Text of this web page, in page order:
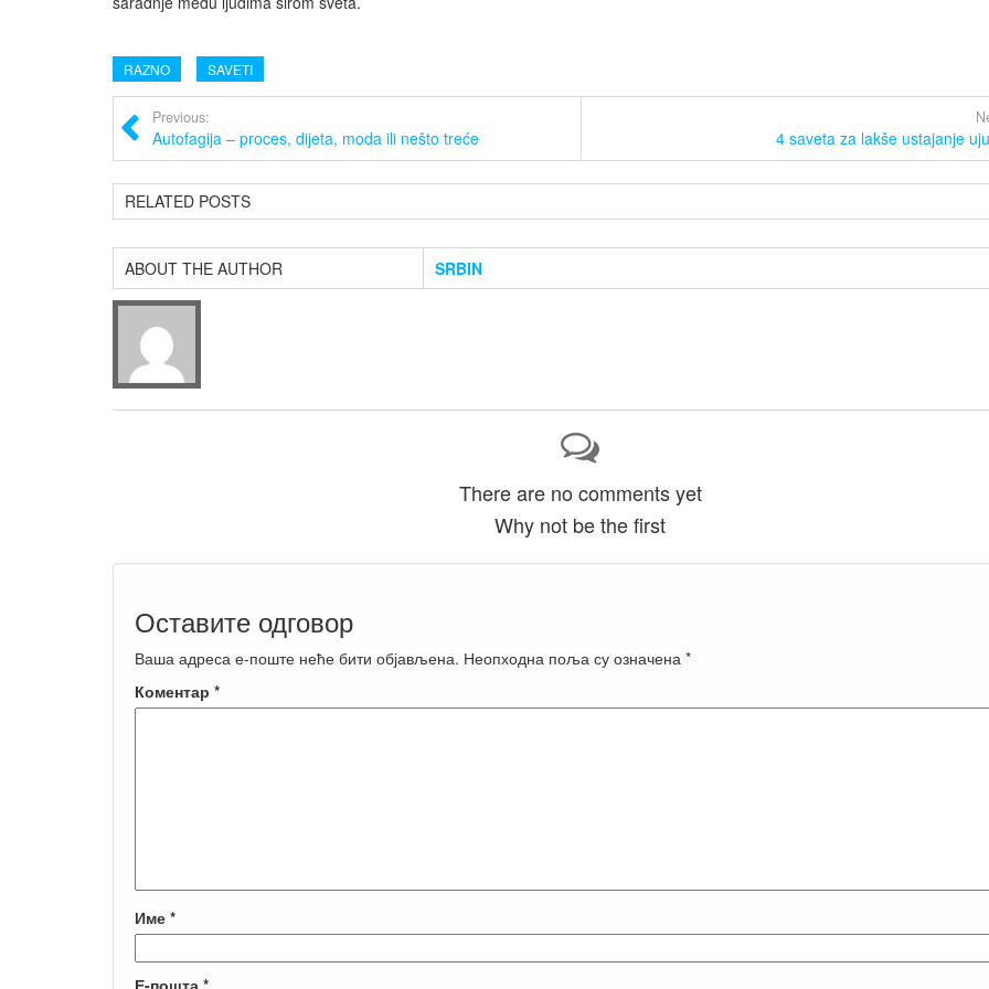
RAZNO SAVETI
Previous:
Autofagija – proces, dijeta, moda ili nešto treće 4 saveta za lakše ustajanje
RELATED POSTS
ABOUT THE AUTHOR SRBIN
There are no comments yet
Why not be the first
Оставите одговор
Ваша адреса е-поште неће бити објављена. Неопходна поља су означена *
Коментар *
Име *